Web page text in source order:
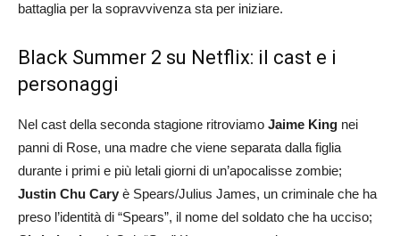
battaglia per la sopravvivenza sta per iniziare.
Black Summer 2 su Netflix: il cast e i
personaggi
Nel cast della seconda stagione ritroviamo Jaime King nei
panni di Rose, una madre che viene separata dalla figlia
durante i primi e più letali giorni di un’apocalisse zombie;
Justin Chu Cary è Spears/Julius James, un criminale che ha
preso l’identità di “Spears”, il nome del soldato che ha ucciso;